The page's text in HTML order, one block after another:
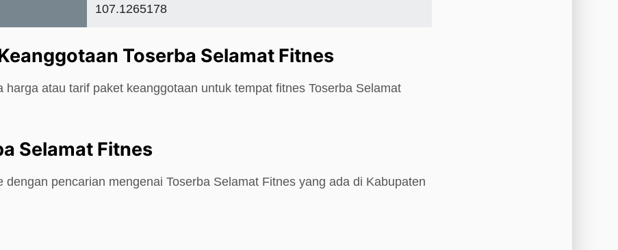
107.1265178
Toserba Selamat Fitnes
harga atau tarif paket keanggotaan untuk tempat fitnes Toserba Selamat
Selamat Fitnes
dengan pencarian mengenai Toserba Selamat Fitnes yang ada di Kabupaten